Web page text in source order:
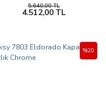
5.640,00 TL
4.512,00 TL
%20